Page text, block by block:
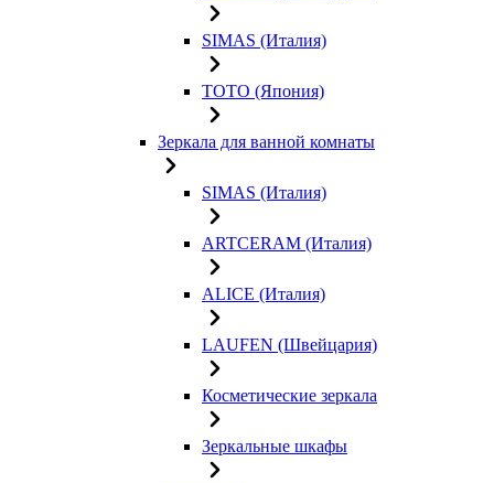
SIMAS (Италия)
TOTO (Япония)
Зеркала для ванной комнаты
SIMAS (Италия)
ARTCERAM (Италия)
ALICE (Италия)
LAUFEN (Швейцария)
Косметические зеркала
Зеркальные шкафы